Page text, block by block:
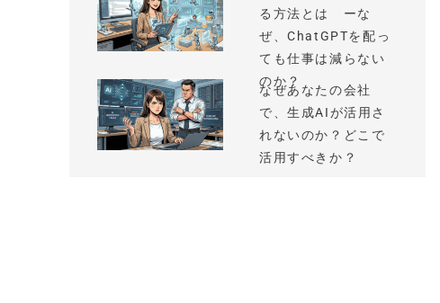
る方法とは ーな
ぜ、ChatGPTを配っ
ても仕事は減らない
のか？
なぜあなたの会社
で、生成AIが活用さ
れないのか？どこで
活用すべきか？